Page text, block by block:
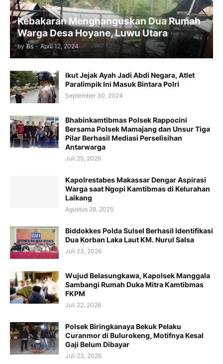
Kebakaran Menghanguskan Dua Rumah
Warga Desa Hoyane, Luwu Utara
by Bs - April 12, 2024
Ikut Jejak Ayah Jadi Abdi Negara, Atlet
Paralimpik Ini Masuk Bintara Polri
September 30, 2024
Bhabinkamtibmas Polsek Rappocini
Bersama Polsek Mamajang dan Unsur Tiga
Pilar Berhasil Mediasi Perselisihan
Antarwarga
Juli 25, 2026
Kapolrestabes Makassar Dengar Aspirasi
Warga saat Ngopi Kamtibmas di Kelurahan
Laikang
Agustus 28, 2025
Biddokkes Polda Sulsel Berhasil Identifikasi
Dua Korban Laka Laut KM. Nurul Salsa
Juli 23, 2026
Wujud Belasungkawa, Kapolsek Manggala
Sambangi Rumah Duka Mitra Kamtibmas
FKPM
Juli 22, 2026
Polsek Biringkanaya Bekuk Pelaku
Curanmor di Bulurokeng, Motifnya Kesal
Gaji Belum Dibayar
Juli 23, 2026